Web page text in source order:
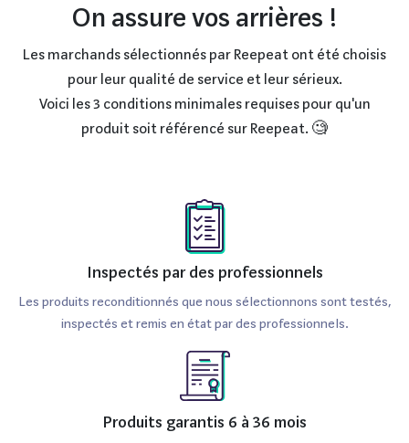
On assure vos arrières !
Les marchands sélectionnés par Reepeat ont été choisis
pour leur qualité de service et leur sérieux.
Voici les 3 conditions minimales requises pour qu'un
produit soit référencé sur Reepeat. 🧐
Inspectés par des professionnels
Les produits reconditionnés que nous sélectionnons sont testés,
inspectés et remis en état par des professionnels.
Produits garantis 6 à 36 mois